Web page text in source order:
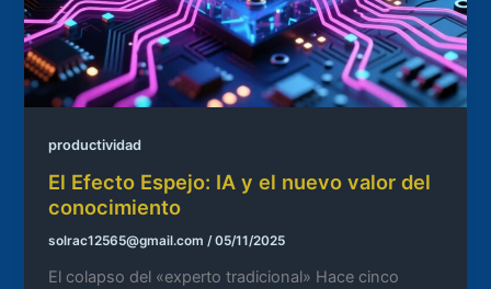
productividad
El Efecto Espejo: IA y el nuevo valor del
conocimiento
solrac12565@gmail.com/05/11/2025
El colapso del «experto tradicional» Hace cinco